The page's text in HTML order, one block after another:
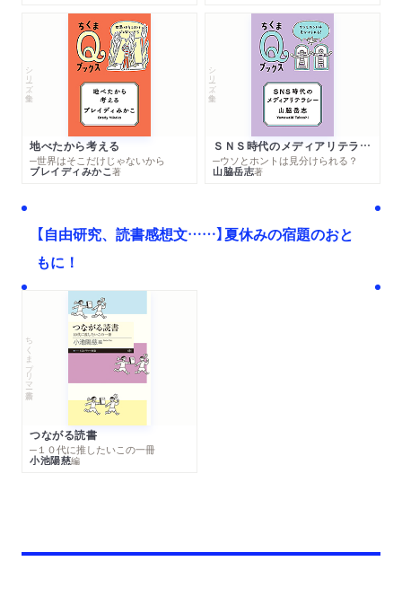
シリーズ・全集
地べたから考える
─世界はそこだけじゃないから
ブレイディみかこ著
シリーズ・全集
ＳＮＳ時代のメディアリテラシー
─ウソとホントは見分けられる？
山脇岳志著
【自由研究、読書感想文……】夏休みの宿題のおと
もに！
ちくまプリマー新書
つながる読書
─１０代に推したいこの一冊
小池陽慈編